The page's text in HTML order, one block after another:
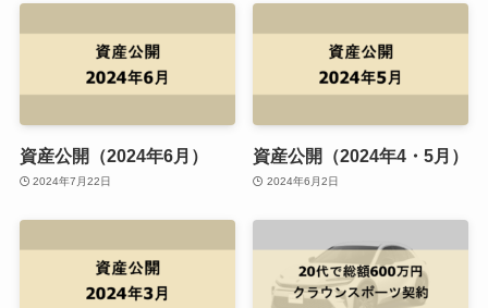
資産公開（2024年6月）
2024年7月22日
資産公開（2024年4・5月）
2024年6月2日